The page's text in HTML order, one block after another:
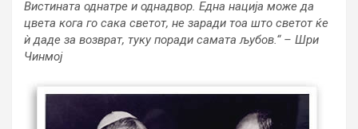
Вистината однатре и однадвор. Една нација може да
цвета кога го сака светот, не заради тоа што светот ќе
ѝ даде за возврат, туку поради самата љубов.“ – Шри
Чинмој